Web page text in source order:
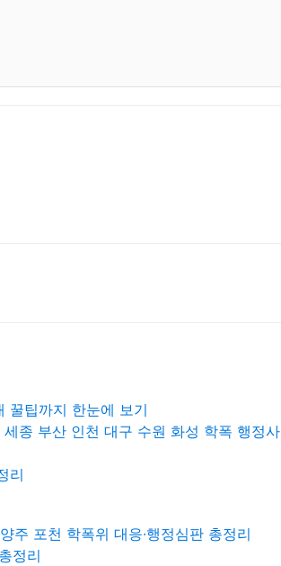
꿀팁까지 한눈에 보기
종 부산 인천 대구 수원 화성 학폭 행정사
리
주 포천 학폭위 대응·행정심판 총정리
정리